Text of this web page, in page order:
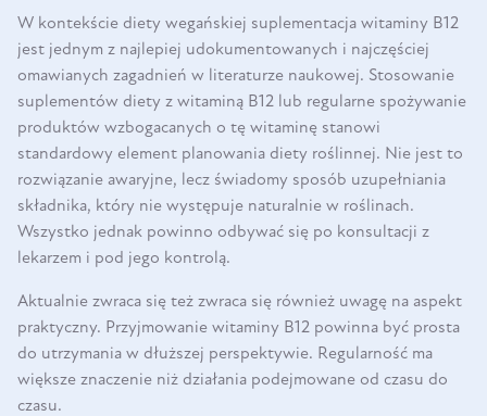
W kontekście diety wegańskiej suplementacja witaminy B12
jest jednym z najlepiej udokumentowanych i najczęściej
omawianych zagadnień w literaturze naukowej. Stosowanie
suplementów diety z witaminą B12 lub regularne spożywanie
produktów wzbogacanych o tę witaminę stanowi
standardowy element planowania diety roślinnej. Nie jest to
rozwiązanie awaryjne, lecz świadomy sposób uzupełniania
składnika, który nie występuje naturalnie w roślinach.
Wszystko jednak powinno odbywać się po konsultacji z
lekarzem i pod jego kontrolą.
Aktualnie zwraca się też zwraca się również uwagę na aspekt
praktyczny. Przyjmowanie witaminy B12 powinna być prosta
do utrzymania w dłuższej perspektywie. Regularność ma
większe znaczenie niż działania podejmowane od czasu do
czasu.